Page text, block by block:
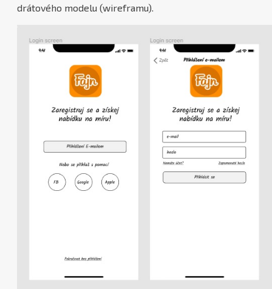
drátového modelu (wireframu).